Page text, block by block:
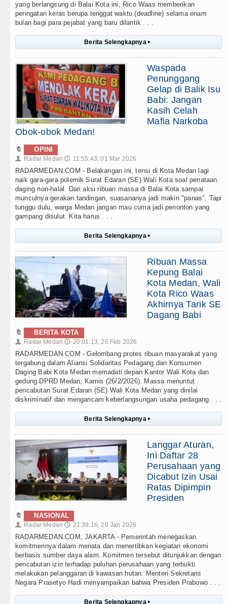
yang berlangsung di Balai Kota ini, Rico Waas memberikan
peringatan keras berupa tenggat waktu (deadline) selama enam
bulan bagi para pejabat yang baru dilantik . . .
Berita Selengkapnya ▸
Waspada
Penunggang
Gelap di Balik Isu
Babi: Jangan
Kasih Celah
Mafia Narkoba
Obok-obok Medan!
🔖 OPINI
👤 Radar Medan 🕔 11:55:43, 01 Mar 2026
RADARMEDAN.COM - Belakangan ini, tensi di Kota Medan lagi
naik gara-gara polemik Surat Edaran (SE) Wali Kota soal penataan
daging non-halal. Dari aksi ribuan massa di Balai Kota sampai
munculnya gerakan tandingan, suasananya jadi makin "panas". Tapi
tunggu dulu, warga Medan jangan mau cuma jadi penonton yang
gampang disulut. Kita harus . . .
Berita Selengkapnya ▸
Ribuan Massa
Kepung Balai
Kota Medan, Wali
Kota Rico Waas
Akhirnya Tarik SE
Dagang Babi
🔖 BERITA KOTA
👤 Radar Medan 🕔 20:01:13, 26 Feb 2026
RADARMEDAN.COM - Gelombang protes ribuan masyarakat yang
tergabung dalam Aliansi Solidaritas Pedagang dan Konsumen
Daging Babi Kota Medan memadati depan Kantor Wali Kota dan
gedung DPRD Medan, Kamis (26/2/2026). Massa menuntut
pencabutan Surat Edaran (SE) Wali Kota Medan yang dinilai
diskriminatif dan mengancam keberlangsungan usaha pedagang . . .
Berita Selengkapnya ▸
Langgar Aturan,
Ini Daftar 28
Perusahaan yang
Dicabut Izin Usai
Ratas Dipimpin
Presiden
🔖 NASIONAL
👤 Radar Medan 🕔 21:39:16, 20 Jan 2026
RADARMEDAN.COM, JAKARTA - Pemerintah menegaskan
komitmennya dalam menata dan menertibkan kegiatan ekonomi
berbasis sumber daya alam. Komitmen tersebut ditunjukkan dengan
pencabutan izin terhadap puluhan perusahaan yang terbukti
melakukan pelanggaran di kawasan hutan. Menteri Sekretaris
Negara Prasetyo Hadi menyampaikan bahwa Presiden Prabowo . . .
Berita Selengkapnya ▸